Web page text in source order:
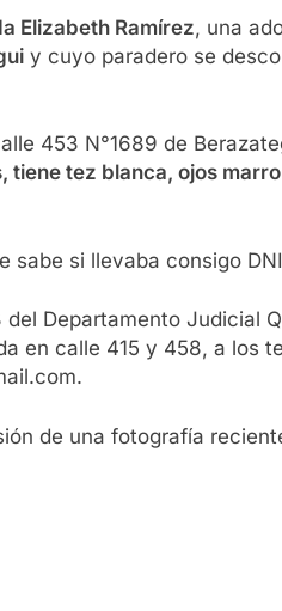
Elizabeth Ramírez, una
y cuyo paradero se
453 N°1689 de
tez blanca, ojos
sabe si llevaba consigo
Departamento Judicial
calle 415 y 458, a los
de una fotografía